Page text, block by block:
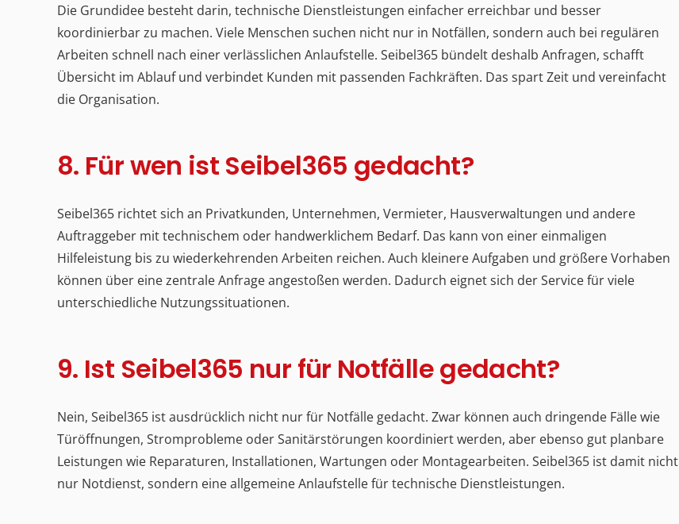
Die Grundidee besteht darin, technische Dienstleistungen einfacher erreichbar und besser
koordinierbar zu machen. Viele Menschen suchen nicht nur in Notfällen, sondern auch bei regulären
Arbeiten schnell nach einer verlässlichen Anlaufstelle. Seibel365 bündelt deshalb Anfragen, schafft
Übersicht im Ablauf und verbindet Kunden mit passenden Fachkräften. Das spart Zeit und vereinfacht
die Organisation.
8. Für wen ist Seibel365 gedacht?
Seibel365 richtet sich an Privatkunden, Unternehmen, Vermieter, Hausverwaltungen und andere
Auftraggeber mit technischem oder handwerklichem Bedarf. Das kann von einer einmaligen
Hilfeleistung bis zu wiederkehrenden Arbeiten reichen. Auch kleinere Aufgaben und größere Vorhaben
können über eine zentrale Anfrage angestoßen werden. Dadurch eignet sich der Service für viele
unterschiedliche Nutzungssituationen.
9. Ist Seibel365 nur für Notfälle gedacht?
Nein, Seibel365 ist ausdrücklich nicht nur für Notfälle gedacht. Zwar können auch dringende Fälle wie
Türöffnungen, Stromprobleme oder Sanitärstörungen koordiniert werden, aber ebenso gut planbare
Leistungen wie Reparaturen, Installationen, Wartungen oder Montagearbeiten. Seibel365 ist damit nicht
nur Notdienst, sondern eine allgemeine Anlaufstelle für technische Dienstleistungen.